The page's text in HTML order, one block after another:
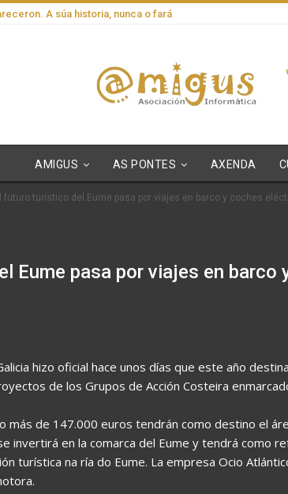
A súa historia, nunca o fará
AMIGUS AS PONTES AXENDA
futuro turístico del Eume pasa por viajes en barco y coches
Eume pasa por viajes en barco
hizo oficial hace unos días que este año
de los Grupos de Acción Costeira
más de 147.000 euros tendrán como destino el
invertirá en la comarca del Eume y tendrá como
turística na ría do Eume. La empresa Ocio